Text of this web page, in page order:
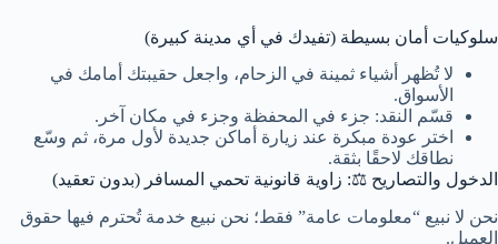
سلوكيات أمان بسيطة (تفيدك في أي مدينة كبيرة)
لا تُظهر أشياء ثمينة في الزحام، واجعل حقيبتك أمامك في
الأسواق.
قسّم النقد: جزء في المحفظة وجزء في مكان آخر.
اختر عودة مبكرة عند زيارة أماكن جديدة لأول مرة، ثم وسّع
نطاقك لاحقًا بثقة.
الدخول والتصاريح ⚖️: زاوية قانونية تحمي المسافر (بدون تعقيد)
نحن لا نبيع “معلومات عامة” فقط؛ نحن نبيع خدمة تُحترم فيها حقوق
العميل.